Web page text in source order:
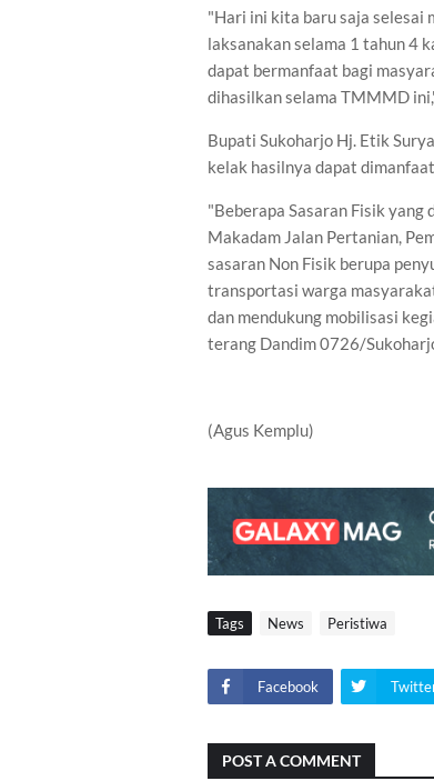
"Hari ini kita baru saja selesai
laksanakan selama 1 tahun 4
dapat bermanfaat bagi
dihasilkan selama TMMMD
Bupati Sukoharjo Hj. Etik
kelak hasilnya dapat
"Beberapa Sasaran Fisik
Makadam Jalan Pertanian,
sasaran Non Fisik berupa
transportasi warga
dan mendukung mobilisasi
terang Dandim 0726/
(Agus Kemplu)
Tags News Peristiwa
Facebook
POST A COMMENT